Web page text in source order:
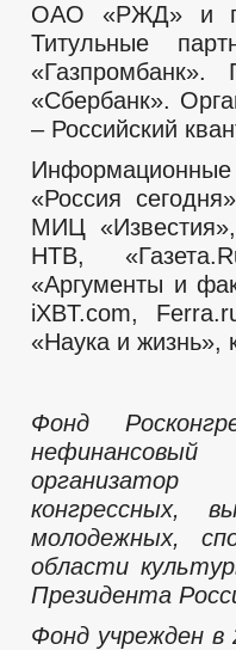
ОАО «РЖД» и
Титульные
«Сбербанк».
– Российский
«Россия
МИЦ
НТВ,
«Аргументы и
iXBT.com,
«Наука и жизнь»,
Фонд
организатор
конгрессных,
молодежных,
области
Президента
Фонд учрежден в